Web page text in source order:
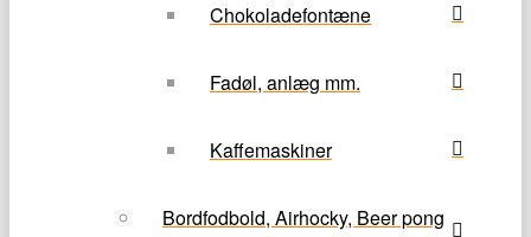
Chokoladefontæne
Fadøl, anlæg mm.
Kaffemaskiner
Bordfodbold, Airhocky, Beer pong